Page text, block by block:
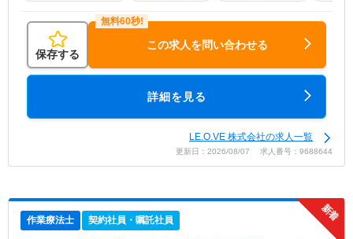
保存する
この求人を問い合わせる
詳細を見る
LE.O.VE 株式会社の求人一覧
更新日：2026/08/07 求人番号：9688644
作業療法士 契約社員・嘱託社員